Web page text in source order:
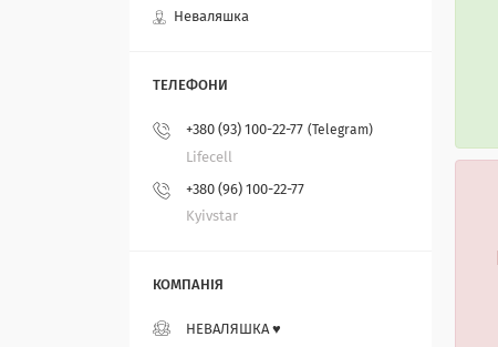
Неваляшка
+380 (93) 100-22-77 Telegram
Lifecell
+380 (96) 100-22-77
Kyivstar
НЕВАЛЯШКА ♥️